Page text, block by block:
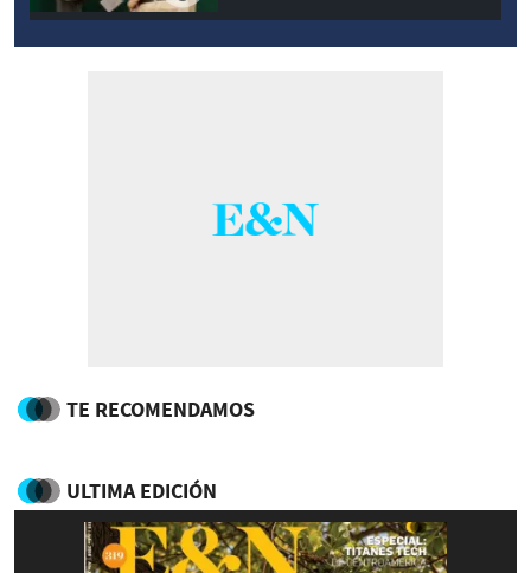
TE RECOMENDAMOS
ULTIMA EDICIÓN